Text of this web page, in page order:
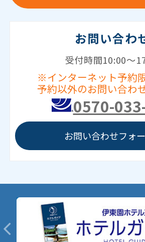
お問い合わ
受付時間10:00～
※インターネット予約
予約以外のお問い合わ
0570-
お問い合わせフォ